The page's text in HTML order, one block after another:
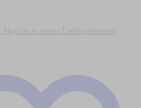
Playlists zu deinen Lieblingsthemen!